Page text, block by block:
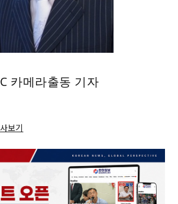
카메라출동 기자
보기